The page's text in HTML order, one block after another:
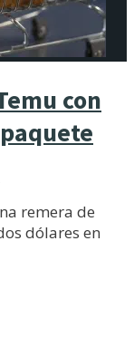
con
remera de
dólares en